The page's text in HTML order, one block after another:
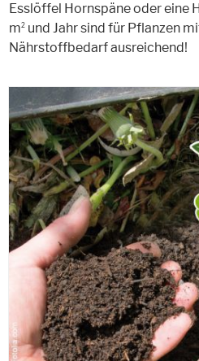
Esslöffel Hornspäne oder eine
m2und Jahr sind für Pflanzen
Nährstoffbedarf ausreichend!